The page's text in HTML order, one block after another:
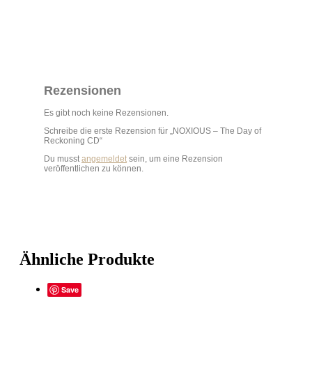
Rezensionen
Es gibt noch keine Rezensionen.
Schreibe die erste Rezension für „NOXIOUS – The Day of
Reckoning CD“
Du musstangemeldetsein, um eine Rezension
veröffentlichen zu können.
Ähnliche Produkte
Save